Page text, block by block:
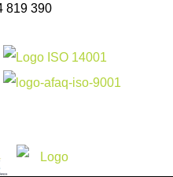
819 390